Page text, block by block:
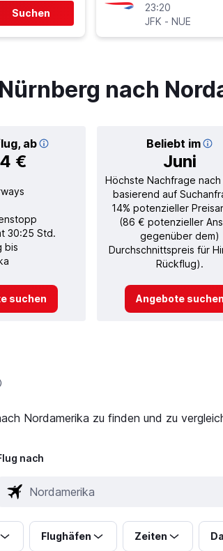
Suchen
23:20
JFK - NUE
nach
ab
€
Beliebt im
Juni
30:25 Std.
bis
suchen
Höchste Nachfrage nach
basierend auf
14% potenzieller
(86 € potenzieller
gegenüber dem)
Durchschnittspreis für
Rückflug).
Angebote suchen
Nordamerika zu finden und zu
nach
Flughäfen Zeiten